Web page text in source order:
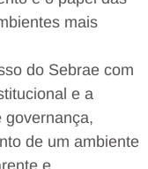
mais
do Sebrae com
e a
governança,
de um ambiente